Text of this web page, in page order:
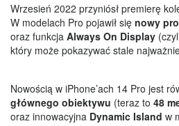
Wrzesień 2022 przyniósł premierę
W modelach Pro pojawił się nowy
oraz funkcja Always On Display
który może pokazywać stale
Nowością w iPhone’ach 14 Pro jest
głównego obiektywu (teraz to 48
oraz innowacyjna Dynamic Island w